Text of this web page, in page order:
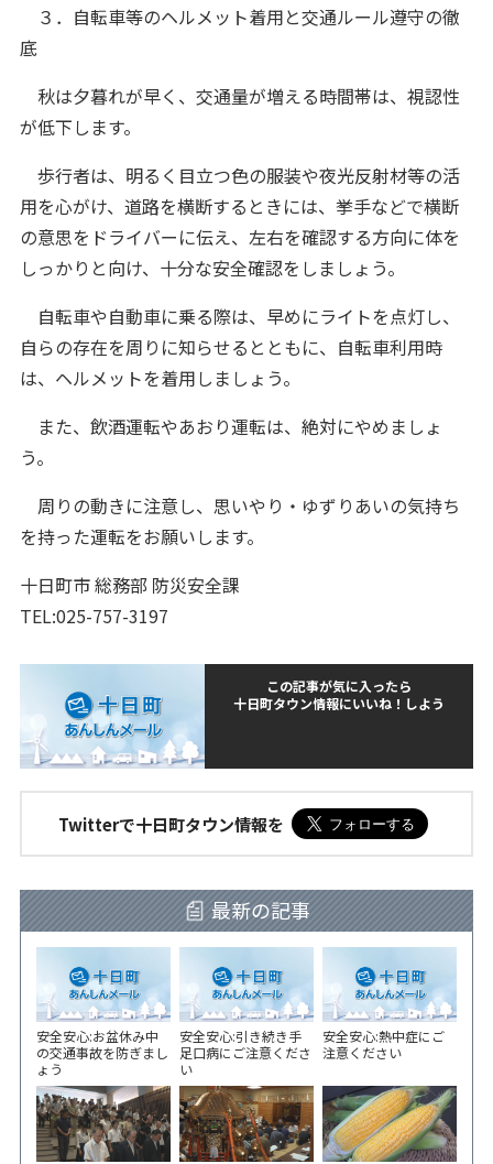
３．自転車等のヘルメット着用と交通ルール遵守の徹
底
秋は夕暮れが早く、交通量が増える時間帯は、視認性
が低下します。
歩行者は、明るく目立つ色の服装や夜光反射材等の活
用を心がけ、道路を横断するときには、挙手などで横断
の意思をドライバーに伝え、左右を確認する方向に体を
しっかりと向け、十分な安全確認をしましょう。
自転車や自動車に乗る際は、早めにライトを点灯し、
自らの存在を周りに知らせるとともに、自転車利用時
は、ヘルメットを着用しましょう。
また、飲酒運転やあおり運転は、絶対にやめましょ
う。
周りの動きに注意し、思いやり・ゆずりあいの気持ち
を持った運転をお願いします。
十日町市 総務部 防災安全課
TEL:025-757-3197
この記事が気に入ったら
十日町タウン情報にいいね！しよう
Twitterで十日町タウン情報を
最新の記事
安全安心:お盆休み中
の交通事故を防ぎまし
ょう
安全安心:引き続き手
足口病にご注意くださ
い
安全安心:熱中症にご
注意ください